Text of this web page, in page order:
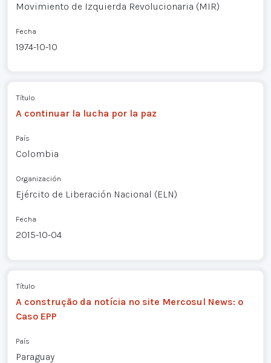
Movimiento de Izquierda Revolucionaria (MIR)
Fecha
1974-10-10
Título
A continuar la lucha por la paz
País
Colombia
Organización
Ejército de Liberación Nacional (ELN)
Fecha
2015-10-04
Título
A construção da notícia no site Mercosul News: o
Caso EPP
País
Paraguay